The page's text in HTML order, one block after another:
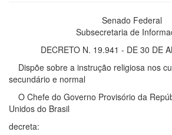
Senado Federal
Subsecretaria de
DECRETO N. 19.941 - DE 30 DE
Dispõe sobre a instrução religiosa nos
secundário e normal
O Chefe do Governo Provisório da
Unidos do Brasil
decreta: